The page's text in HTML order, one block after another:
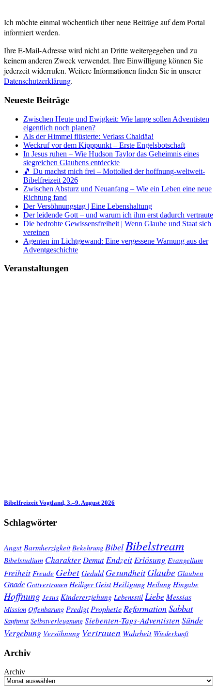
Ich möchte einmal wöchentlich über neue Beiträge auf dem Portal
informiert werden.
Ihre E-Mail-Adresse wird nicht an Dritte weitergegeben und zu
keinem anderen Zweck verwendet. Ihre Einwilligung können Sie
jederzeit widerrufen. Weitere Informationen finden Sie in unserer
Datenschutzerklärung.
Neueste Beiträge
Zwischen Heute und Ewigkeit: Wie lange sollen Adventisten
eigentlich noch planen?
Als der Himmel flüsterte: Verlass Chaldäa!
Weckruf vor dem Kipppunkt – Erste Engelsbotschaft
In Jesus ruhen – Wie Hudson Taylor das Geheimnis eines
siegreichen Glaubens entdeckte
🎵 Du machst mich frei – Mottolied der hoffnung-weltweit-
Bibelfreizeit 2026
Zwischen Absturz und Neuanfang – Wie ein Leben eine neue
Richtung fand
Der Versöhnungstag | Eine Lebenshaltung
Der leidende Gott – und warum ich ihm erst dadurch vertraute
Die bedrohte Gewissensfreiheit | Wenn Glaube und Staat sich
vereinen
Agenten im Lichtgewand: Eine vergessene Warnung aus der
Adventgeschichte
Veranstaltungen
Bibelfreizeit Vogtland, 3.–9. August 2026
Schlagwörter
Angst Barmherzigkeit Bekehrung BibelBibelstream
Bibelstudium Charakter DemutEndzeitErlösung Evangelium
Freiheit Freude GebetGeduld Gesundheit Glaube Glauben
Gnade Gottvertrauen Heiliger Geist Heiligung Heilung Hingabe
Hoffnung Jesus Kindererziehung Lebensstil Liebe Messias
Mission Offenbarung Predigt ProphetieReformationSabbat
Sanftmut Selbstverleugnung Siebenten-Tags-Adventisten Sünde
Vergebung Versöhnung Vertrauen Wahrheit Wiederkunft
Archiv
Archiv